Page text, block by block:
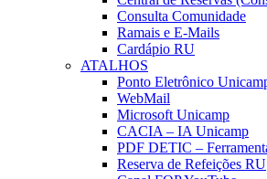
Consulta Comunidade
Ramais e E-Mails
Cardápio RU
ATALHOS
Ponto Eletrônico
WebMail
Microsoft Unicamp
CACIA – IA Unicamp
PDF DETIC –
Reserva de Refeições RU